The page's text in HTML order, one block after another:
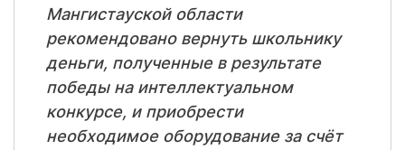
Мангистауской области
рекомендовано вернуть школьнику
деньги, полученные в результате
победы на интеллектуальном
конкурсе, и приобрести
необходимое оборудование за счёт